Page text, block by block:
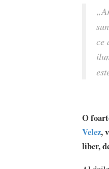
ce
O
Velez,
liber,